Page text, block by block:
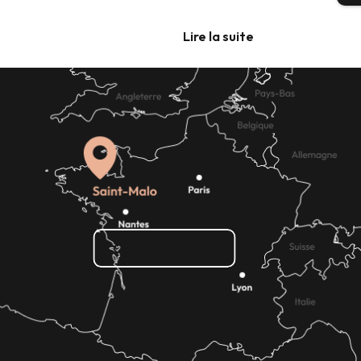
Lire la suite
Comment venir ?